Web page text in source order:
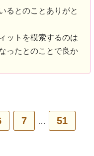
るとのことありがと
ットを模索するのは
ったとのことで良か
7 … 51